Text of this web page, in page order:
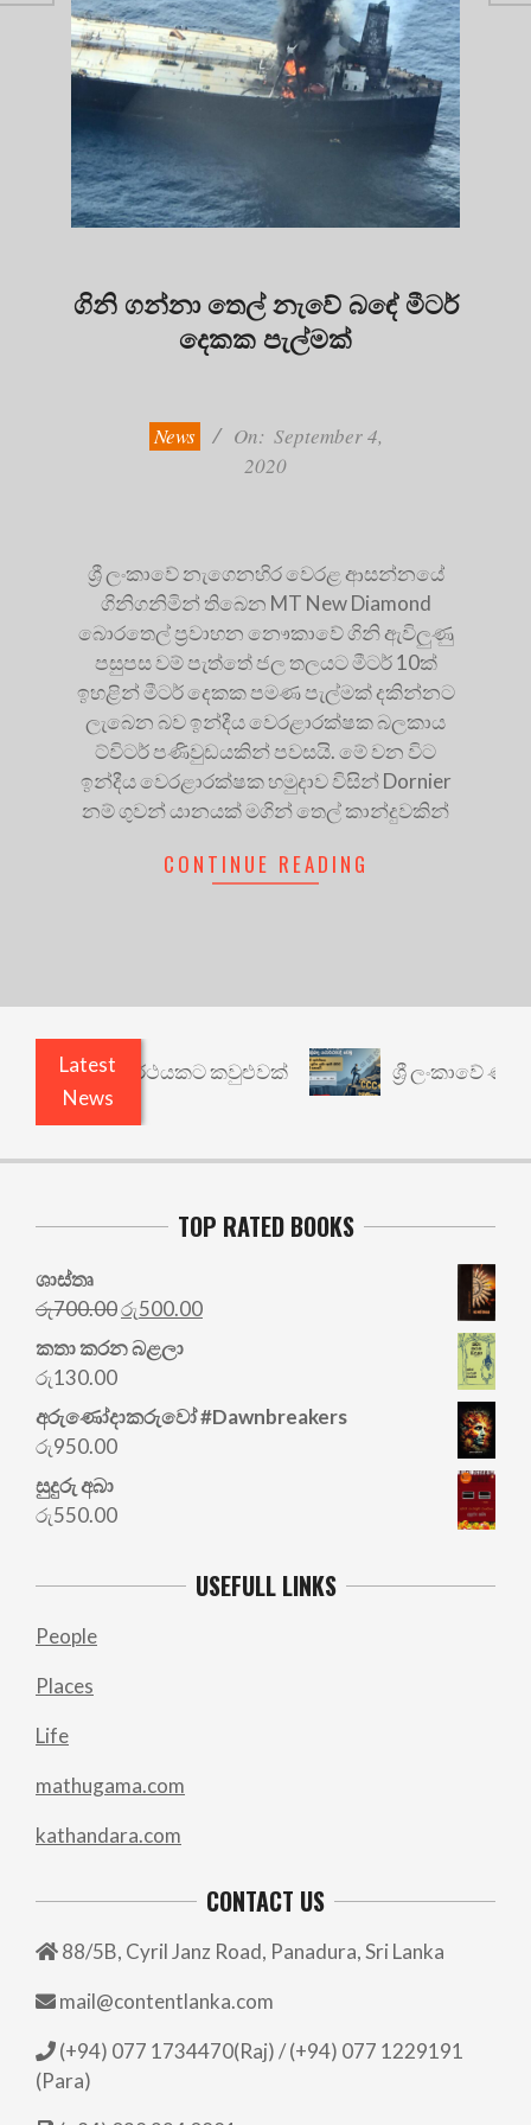
ගිනි ගන්නා තෙල් නැවේ බඳේ මීටර්
දෙකක පැල්මක්
News On: September 4,
2020
ශ්‍රී ලංකාවේ නැගෙනහිර වෙරළ ආසන්නයේ
ගිනිගනිමින් තිබෙන MT New Diamond
බොරතෙල් ප්‍රවාහන නෞකාවේ ගිනි ඇවිලුණු
පසුපස වම් පැත්තේ ජල තලයට මීටර් 10ක්
ඉහළින් මීටර් දෙකක පමණ පැල්මක් දකින්නට
ලැබෙන බව ඉන්දීය වෙරළාරක්ෂක බලකාය
ට්විටර් පණිවුඩයකින් පවසයි. මේ වන විට
ඉන්දීය වෙරළාරක්ෂක හමුදාව විසින් Dornier
නම් ගුවන් යානයක් මගින් තෙල් කාන්දුවකින්
CONTINUE READING
Latest
News
වෙනත් යථාර්ථයකට කවුළුවක් ශ්‍රී ලංකාවේ
TOP RATED BOOKS
ශාස්තෘ
රු700.00Original
price
was:
රු500.00Current
කතා කරන බළලා
රු130.00
අරු‍ණෝදාකරුවෝ #Dawnbreakers
රු950.00
සුදුරු අබා
රු550.00
USEFULL LINKS
People
Places
Life
mathugama.com
kathandara.com
CONTACT US
88/5B, Cyril Janz Road, Panadura, Sri Lanka
mail@contentlanka.com
(+94) 077 1734470(Raj) / (+94) 077 1229191
(Para)